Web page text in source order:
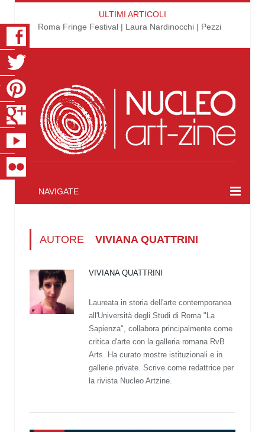
ULTIMI ARTICOLI
Roma Fringe Festival | Laura Nardinocchi | Pezzi
NAVIGATE
AUTORE VIVIANA QUATTRINI
VIVIANA QUATTRINI
Laureata in storia dell'arte contemporanea
all'Università degli Studi di Roma "La
Sapienza", collabora principalmente come
critica d'arte con la galleria romana RvB
Arts. Ha curato mostre istituzionali e in
gallerie private. Scrive come redattrice per
la rivista Nucleo Artzine.